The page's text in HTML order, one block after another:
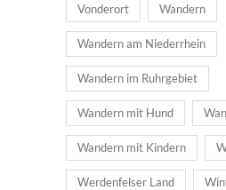
Vonderort Wandern
Wandern am Niederrhein
Wandern im Ruhrgebiet
Wandern mit Hund
Wandern mit Kindern
Werdenfelser Land